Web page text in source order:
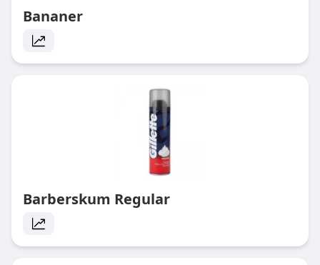
Bananer
Barberskum Regular